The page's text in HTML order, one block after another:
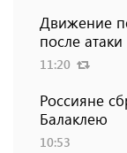
Движение
после
11:20
Россияне
Балаклею
10:53